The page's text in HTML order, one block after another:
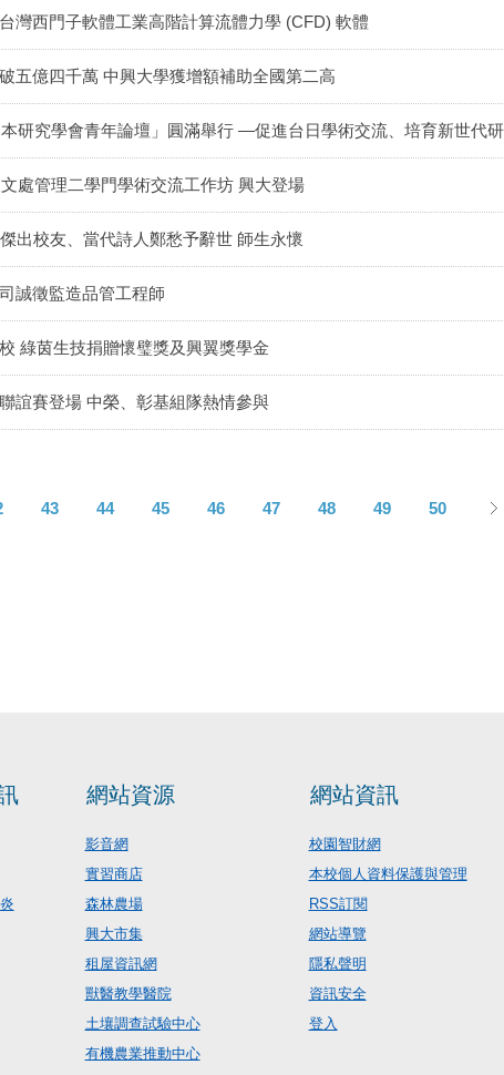
灣西門子軟體工業高階計算流體力學 (CFD) 軟體
五億四千萬 中興大學獲增額補助全國第二高
本研究學會青年論壇」圓滿舉行 —促進台日學術交流、培育新世代
處管理二學門學術交流工作坊 興大登場
出校友、當代詩人鄭愁予辭世 師生永懷
誠徵監造品管工程師
綠茵生技捐贈懷璧獎及興翼獎學金
誼賽登場 中榮、彰基組隊熱情參與
43 44 45 46 47 48 49 50
網站資源
影音網
實習商店
森林農場
興大市集
租屋資訊網
獸醫教學醫院
土壤調查試驗中心
有機農業推動中心
網站資訊
校園智財網
本校個人資料保護與管理
RSS訂閱
網站導覽
隱私聲明
資訊安全
登入